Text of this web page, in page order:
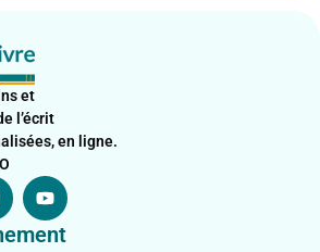
et
l’écrit
en ligne.
Y
o
u
t